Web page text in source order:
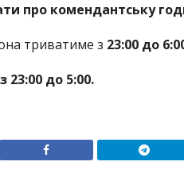
про комендантську
триватиме з 23:00 до
з 23:00 до 5:00.